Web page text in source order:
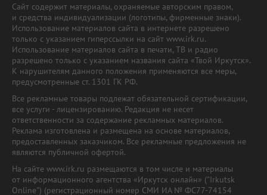
Сайт содержит материалы, охраняемые авторским правом,
и средства индивидуализации (логотипы, фирменные знаки).
Использование материалов сайта в интернете разрешено
только с указанием гиперссылки на сайт www.irk.ru.
Использование материалов сайта в печати, ТВ и радио
разрешено только с указанием названия сайта «Твой Иркутск».
К нарушителям данного положения применяются все меры,
предусмотренные ст. 1301 ГК РФ.
Все рекламные товары подлежат обязательной сертификации,
все услуги - лицензированию. Редакция не несет
ответственности за содержание рекламных материалов.
Реклама изготовлена и размещена на основе материалов,
предоставленных заказчиком. Все рекламные предложения не
являются публичной офертой.
На сайте www.irk.ru размещаются в том числе и материалы
от информационного агентства «Иркутск онлайн» ("Irkutsk
Online") (регистрационный номер СМИ ИА № ФС77-74154